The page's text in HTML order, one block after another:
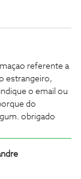
referente a
estrangeiro,
o email ou
do
obrigado